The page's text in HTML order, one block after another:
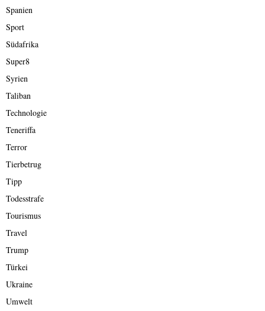
Spanien
Sport
Südafrika
Super8
Syrien
Taliban
Technologie
Teneriffa
Terror
Tierbetrug
Tipp
Todesstrafe
Tourismus
Travel
Trump
Türkei
Ukraine
Umwelt